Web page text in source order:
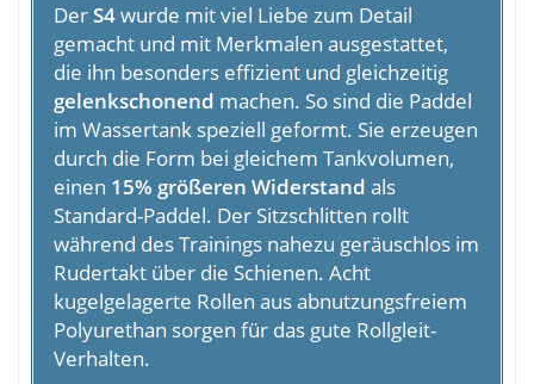
DerS4wurde mit viel Liebe zum Detail
gemacht und mit Merkmalen ausgestattet,
die ihn besonders effizient und gleichzeitig
gelenkschonend machen. So sind die Paddel
im Wassertank speziell geformt. Sie erzeugen
durch die Form bei gleichem Tankvolumen,
einen 15% größeren Widerstand als
Standard-Paddel. Der Sitzschlitten rollt
während des Trainings nahezu geräuschlos im
Rudertakt über die Schienen. Acht
kugelgelagerte Rollen aus abnutzungsfreiem
Polyurethan sorgen für das gute Rollgleit-
Verhalten.